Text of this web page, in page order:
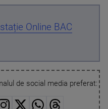
Online BAC
de social media preferat: